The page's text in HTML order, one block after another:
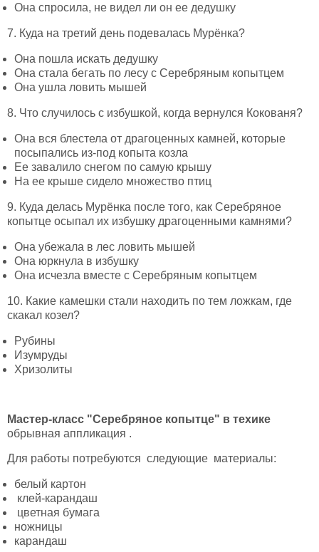
Она спросила, не видел ли он ее дедушку
7. Куда на третий день подевалась Мурёнка?
Она пошла искать дедушку
Она стала бегать по лесу с Серебряным копытцем
Она ушла ловить мышей
8. Что случилось с избушкой, когда вернулся Кокованя?
Она вся блестела от драгоценных камней, которые
посыпались из-под копыта козла
Ее завалило снегом по самую крышу
На ее крыше сидело множество птиц
9. Куда делась Мурёнка после того, как Серебряное
копытце осыпал их избушку драгоценными камнями?
Она убежала в лес ловить мышей
Она юркнула в избушку
Она исчезла вместе с Серебряным копытцем
10. Какие камешки стали находить по тем ложкам, где
скакал козел?
Рубины
Изумруды
Хризолиты
Мастер-класс "Серебряное копытце" в техике
обрывная аппликация .
Для работы потребуются следующие материалы:
белый картон
клей-карандаш
цветная бумага
ножницы
карандаш